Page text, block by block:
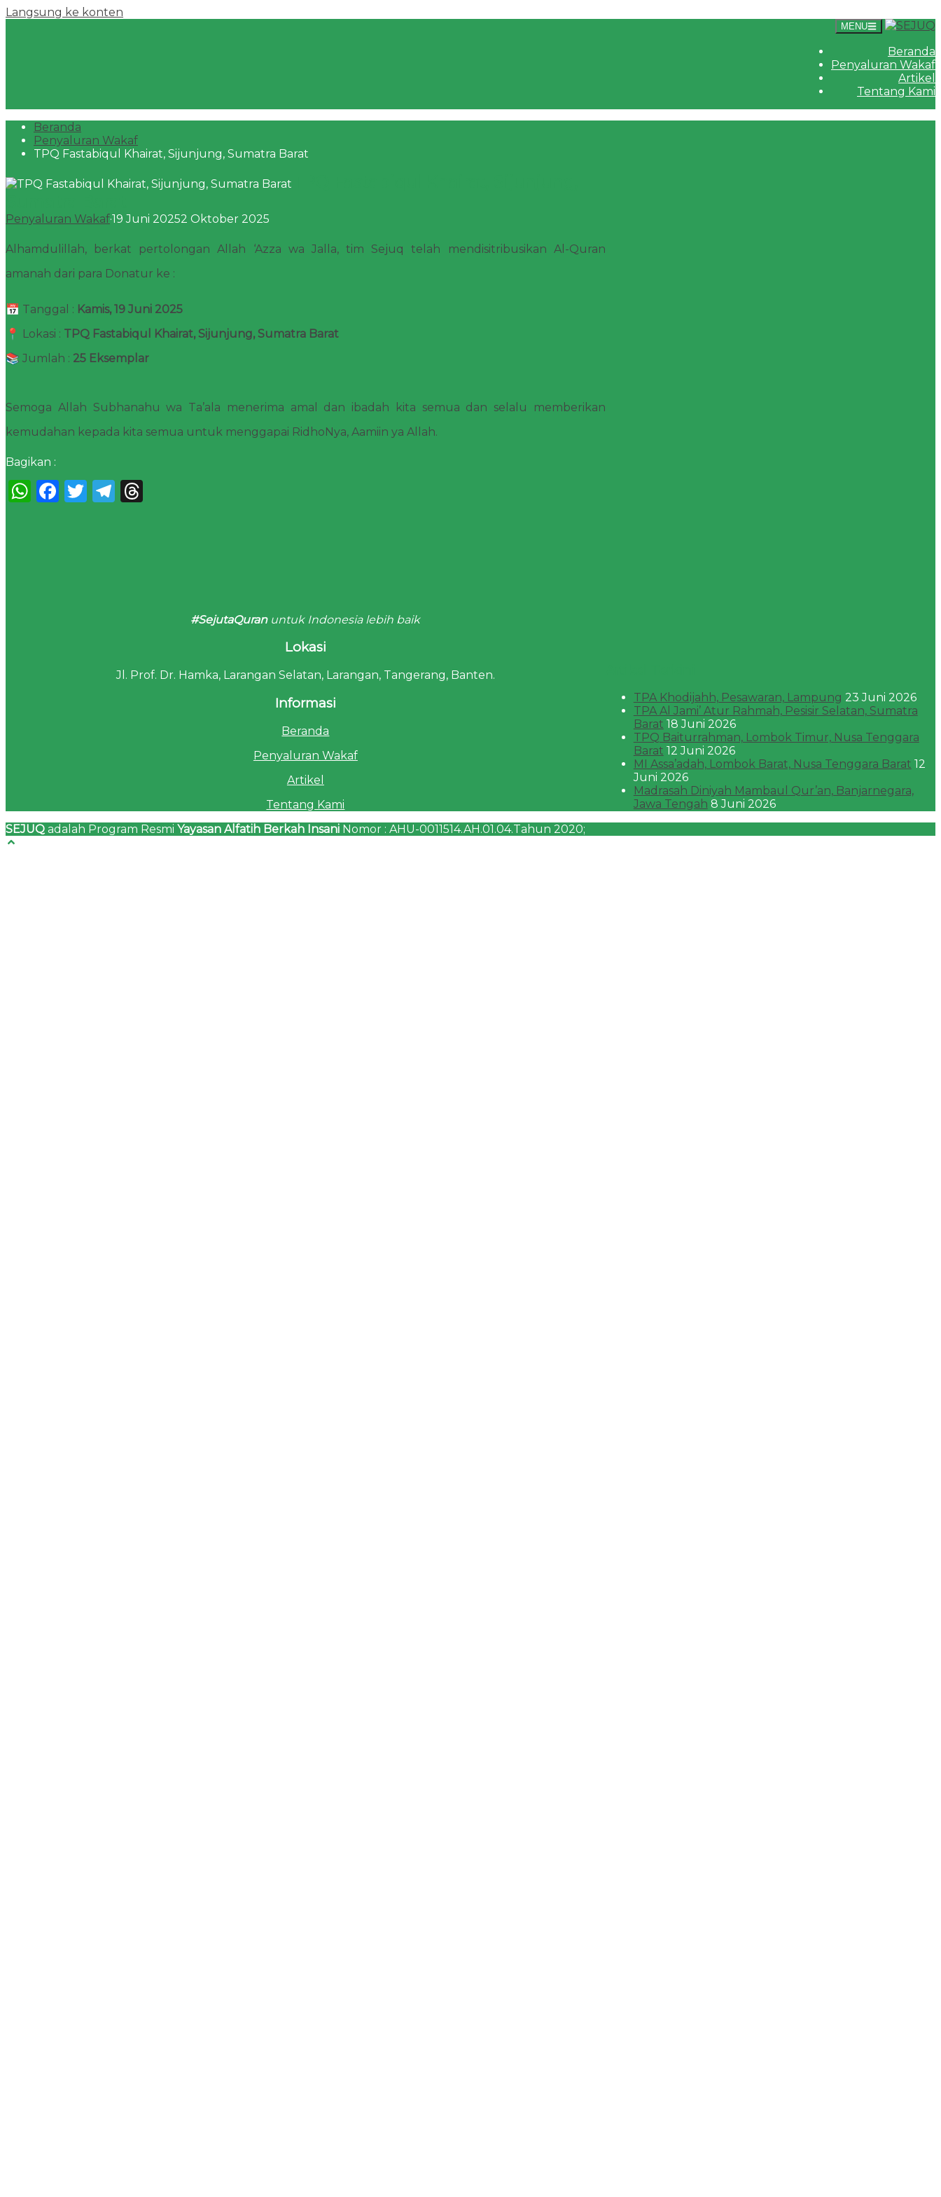
Langsung ke konten
MENU
Beranda
Penyaluran Wakaf
Artikel
Tentang Kami
Beranda
Penyaluran Wakaf
TPQ Fastabiqul Khairat, Sijunjung, Sumatra Barat
Penyaluran Wakaf·19 Juni 20252 Oktober 2025
Alhamdulillah, berkat pertolongan Allah ‘Azza wa Jalla, tim Sejuq telah mendisitribusikan Al-Quran
amanah dari para Donatur ke :
📅 Tanggal : Kamis, 19 Juni 2025
📍 Lokasi : TPQ Fastabiqul Khairat, Sijunjung, Sumatra Barat
📚 Jumlah : 25 Eksemplar
Semoga Allah Subhanahu wa Ta’ala menerima amal dan ibadah kita semua dan selalu memberikan
kemudahan kepada kita semua untuk menggapai RidhoNya, Aamiin ya Allah.
Bagikan :
WhatsApp
Facebook
Twitter
Telegram
TPA Khodijahh, Pesawaran, Lampung 23 Juni 2026
TPA Al Jami’ Atur Rahmah, Pesisir Selatan, Sumatra
Barat 18 Juni 2026
TPQ Baiturrahman, Lombok Timur, Nusa Tenggara
Barat 12 Juni 2026
MI Assa’adah, Lombok Barat, Nusa Tenggara Barat 12
Juni 2026
Madrasah Diniyah Mambaul Qur’an, Banjarnegara,
Jawa Tengah 8 Juni 2026
#SejutaQuranuntuk Indonesia lebih baik
Lokasi
Jl. Prof. Dr. Hamka, Larangan Selatan, Larangan, Tangerang, Banten.
Informasi
Beranda
Penyaluran Wakaf
Artikel
Tentang Kami
SEJUQ adalah Program Resmi Yayasan Alfatih Berkah Insani Nomor : AHU-0011514.AH.01.04.Tahun 2020;